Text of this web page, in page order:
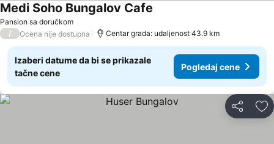
Pansion sa doručkom
Medi Soho Bungalov Cafe
/ Ocena nije dostupna Centar grada: udaljenost 43.9 km
Izaberi datume da bi se prikazale
tačne cene
Pogledaj cene
Deli